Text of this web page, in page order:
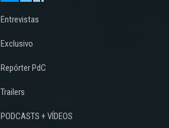
Entrevistas
Exclusivo
Repórter PdC
Trailers
PODCASTS + VÍDEOS